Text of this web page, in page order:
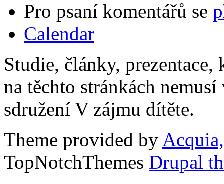
Pro psaní komentářů se
Calendar
Studie, články,
na těchto stránkách
sdružení V zájmu dítěte.
Theme provided by
TopNotchThemes Drupal